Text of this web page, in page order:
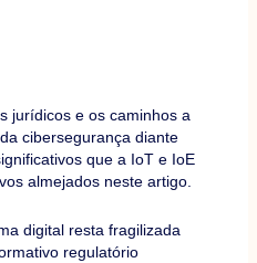
jurídicos e os caminhos a
cibersegurança diante
que a IoT e IoE
almejados neste artigo.
digital resta fragilizada
regulatório